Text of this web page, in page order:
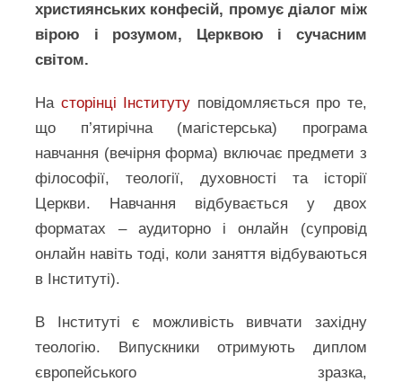
християнських конфесій, промує діалог між
вірою і розумом, Церквою і сучасним
світом.
На сторінці Інституту повідомляється про те,
що п’ятирічна (магістерська) програма
навчання (вечірня форма) включає предмети з
філософії, теології, духовності та історії
Церкви. Навчання відбувається у двох
форматах – аудиторно і онлайн (супровід
онлайн навіть тоді, коли заняття відбуваються
в Інституті).
В Інституті є можливість вивчати західну
теологію. Випускники отримують диплом
європейського зразка,